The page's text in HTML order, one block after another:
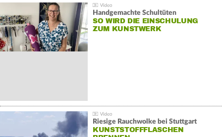
Handgemachte Schultüten
SO WIRD DIE EINSCHULUNG
ZUM KUNSTWERK
Riesige Rauchwolke bei Stuttgart
KUNSTSTOFFFLASCHEN